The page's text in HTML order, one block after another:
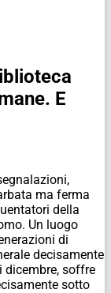
E
ma ferma
della
Un luogo
di
decisamente
dicembre, soffre
sotto